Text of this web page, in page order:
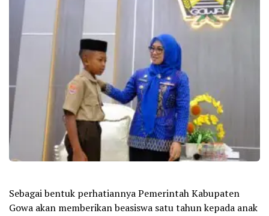
Sebagai bentuk perhatiannya Pemerintah Kabupaten
Gowa akan memberikan beasiswa satu tahun kepada anak